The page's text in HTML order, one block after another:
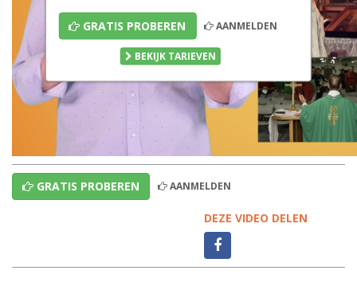
GRATIS PROBEREN AANMELDEN
BEKIJK TARIEVEN
GRATIS PROBEREN AANMELDEN
DEZE VIDEO DELEN